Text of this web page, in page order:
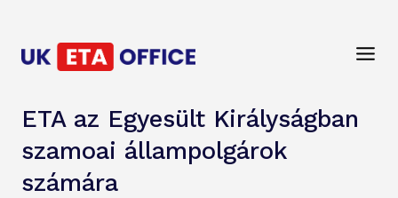
ETA az Egyesült Királyságban
szamoai állampolgárok
számára